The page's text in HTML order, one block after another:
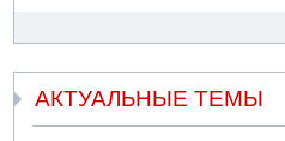
АКТУАЛЬНЫЕ ТЕМЫ